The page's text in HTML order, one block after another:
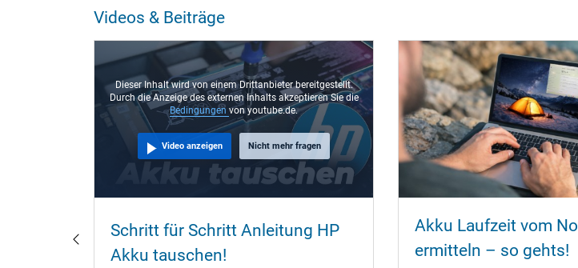
Videos & Beiträge
Dieser Inhalt wird von einem Drittanbieter bereitgestellt.
Durch die Anzeige des externen Inhalts akzeptieren Sie die
Bedingungen von youtube.de.
Video anzeigen Nicht mehr fragen
Schritt für Schritt Anleitung HP
Akku tauschen!
Akku Laufzeit vom
ermitteln – so gehts!